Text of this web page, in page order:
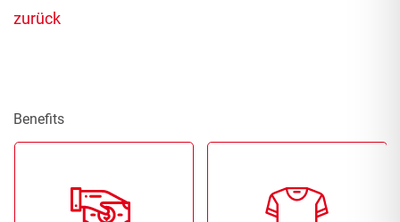
zurück
Benefits